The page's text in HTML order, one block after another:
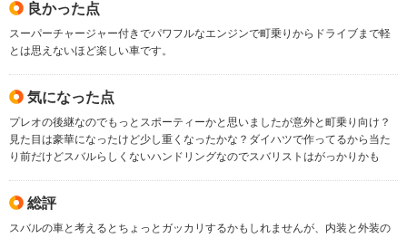
良かった点
スーパーチャージャー付きでパワフルなエンジンで町乗りからドライブまで軽
とは思えないほど楽しい車です。
気になった点
プレオの後継なのでもっとスポーティーかと思いましたが意外と町乗り向け？
見た目は豪華になったけど少し重くなったかな？ダイハツで作ってるから当た
り前だけどスバルらしくないハンドリングなのでスバリストはがっかりかも
総評
スバルの車と考えるとちょっとガッカリするかもしれませんが、内装と外装の